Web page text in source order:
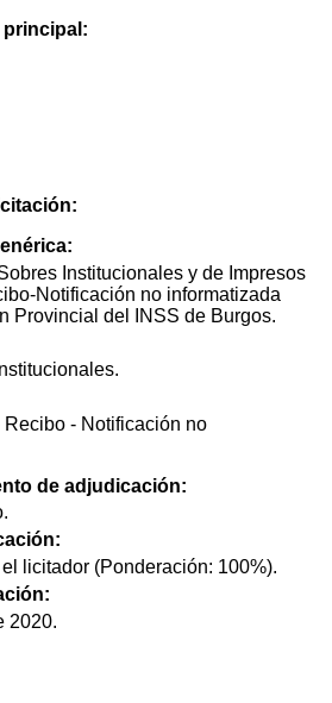
principal:
Institucionales y de Impresos
Notificación no informatizada
Provincial del INSS de Burgos.
Recibo - Notificación no
de adjudicación:
licitador (Ponderación: 100%).
2020.